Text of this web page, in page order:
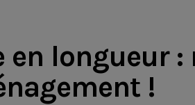
en longueur :
!